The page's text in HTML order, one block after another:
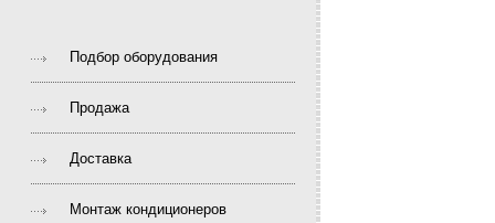
Подбор оборудования
Продажа
Доставка
Монтаж кондиционеров